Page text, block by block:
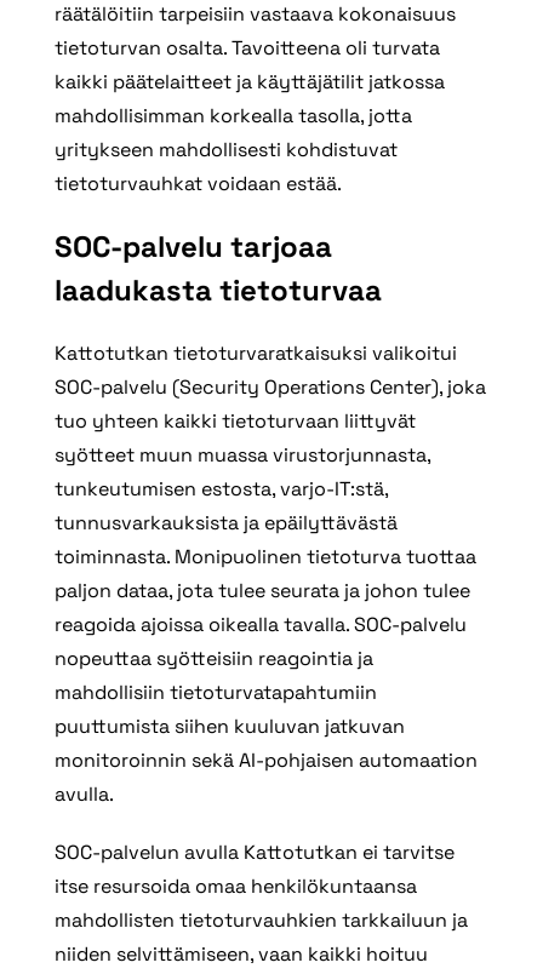
räätälöitiin tarpeisiin vastaava kokonaisuus
tietoturvan osalta. Tavoitteena oli turvata
kaikki päätelaitteet ja käyttäjätilit jatkossa
mahdollisimman korkealla tasolla, jotta
yritykseen mahdollisesti kohdistuvat
tietoturvauhkat voidaan estää.
SOC-palvelu tarjoaa
laadukasta tietoturvaa
Kattotutkan tietoturvaratkaisuksi valikoitui
SOC-palvelu (Security Operations Center), joka
tuo yhteen kaikki tietoturvaan liittyvät
syötteet muun muassa virustorjunnasta,
tunkeutumisen estosta, varjo-IT:stä,
tunnusvarkauksista ja epäilyttävästä
toiminnasta. Monipuolinen tietoturva tuottaa
paljon dataa, jota tulee seurata ja johon tulee
reagoida ajoissa oikealla tavalla. SOC-palvelu
nopeuttaa syötteisiin reagointia ja
mahdollisiin tietoturvatapahtumiin
puuttumista siihen kuuluvan jatkuvan
monitoroinnin sekä AI-pohjaisen automaation
avulla.
SOC-palvelun avulla Kattotutkan ei tarvitse
itse resursoida omaa henkilökuntaansa
mahdollisten tietoturvauhkien tarkkailuun ja
niiden selvittämiseen, vaan kaikki hoituu